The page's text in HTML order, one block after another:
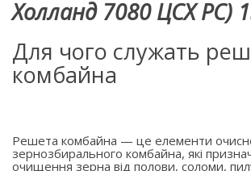
Холланд 7080 ЦСХ РС)
Для чого служать
комбайна
Решета комбайна — це елементи
зернозбирального комбайна, які
очищення зерна від полови, соломи,